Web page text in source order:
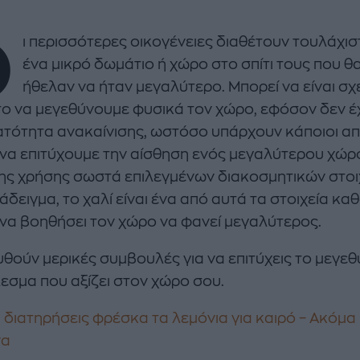
ι περισσότερες οικογένειες διαθέτουν
ένα μικρό δωμάτιο ή χώρο στο σπίτι τους που
ήθελαν να ήταν μεγαλύτερο. Μπορεί να είναι
να μεγεθύνουμε φυσικά τον χώρο, εφόσον δεν
ανακαίνισης, ωστόσο υπάρχουν κάποιοι
επιτύχουμε την αίσθηση ενός μεγαλύτερου
χρήσης σωστά επιλεγμένων διακοσμητικών
το χαλί είναι ένα από αυτά τα στοιχεία
βοηθήσει τον χώρο να φανεί μεγαλύτερος.
μερικές συμβουλές για να επιτύχεις το
που αξίζει στον χώρο σου.
φρέσκα τα λεμόνια για καιρό – Ακόμα
ΑΠΟΣΤΟΛΟΠΟΥΛΟΥ
καλοκαιρινή
σαλάτα με
ΔΑΦΝΗ ΚΑΡΑΒΟΚΥΡΗ
Nτίνα Νικολάου: «Όταν
έπαθα την πρώτη κρίση
πεθάνω»